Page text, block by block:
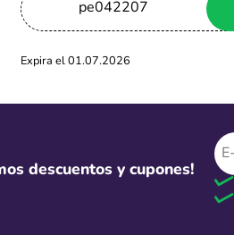
-15%
pe042207
Expira el 01.07.2026
descuentos y cupones!